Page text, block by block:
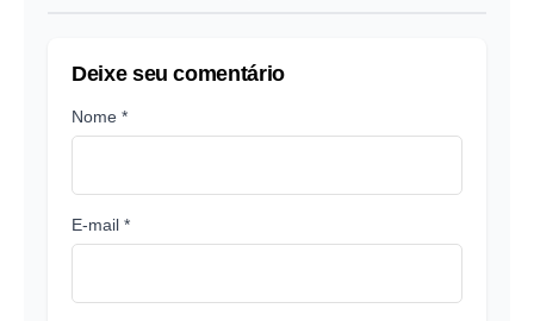
Deixe seu comentário
Nome *
E-mail *